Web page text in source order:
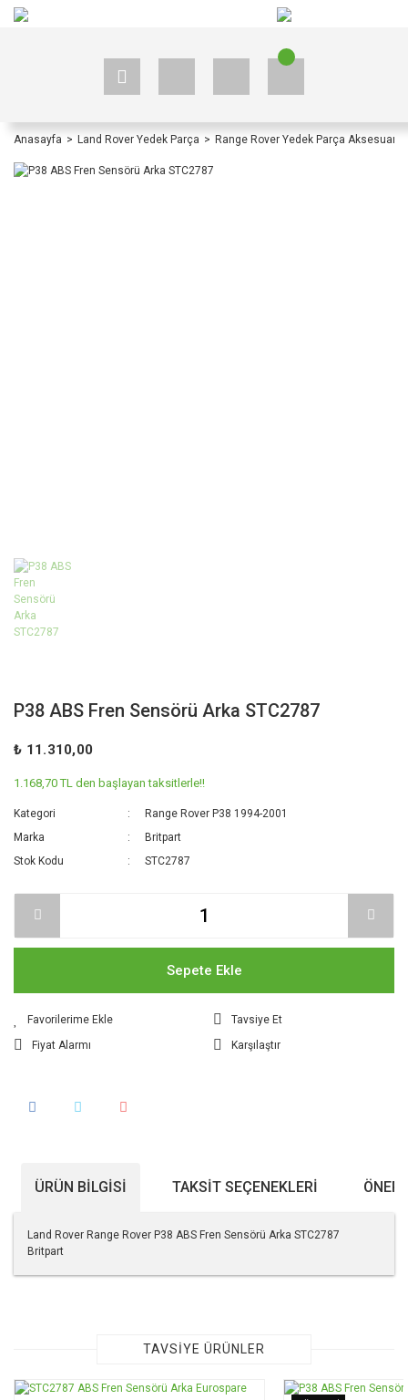
Anasayfa Land Rover Yedek Parça Range Rover Yedek Parça Aksesuar
P38 ABS Fren Sensörü Arka STC2787
₺ 11.310,00
1.168,70 TL den başlayan taksitlerle!!
Kategori
Range Rover P38 1994-2001
Marka
Britpart
Stok Kodu
STC2787
Sepete Ekle
Tavsiye Et
Fiyat Alarmı
Karşılaştır
ÜRÜN BILGISI TAKSIT SEÇENEKLERI
Land Rover Range Rover P38 ABS Fren Sensörü Arka STC2787
Britpart
Görüş ve önerileriniz için teşekkür ederiz.
Ürün resmi kalitesiz, bozuk veya görüntülenemiyor.
TAVSİYE ÜRÜNLER